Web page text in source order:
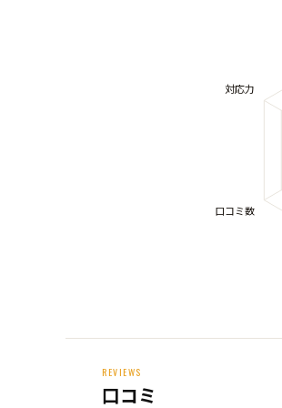
REVIEWS
口コミ